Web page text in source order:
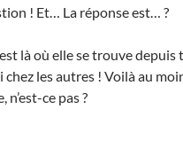
! Et… La réponse est… ?
là où elle se trouve depuis
les autres ! Voilà au
n’est-ce pas ?